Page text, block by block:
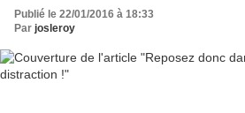
Publié le 22/01/2016 à 18:33
Par josleroy